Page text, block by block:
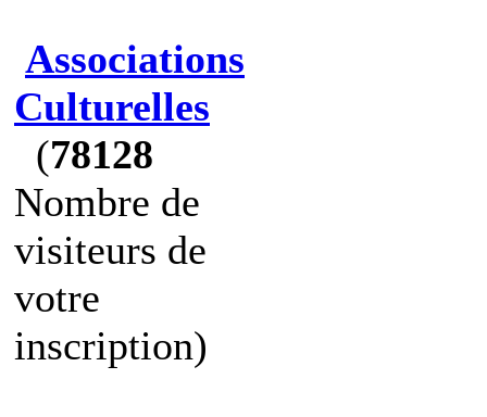
Associations
Culturelles
(78128
Nombre de
visiteurs de
votre
inscription)